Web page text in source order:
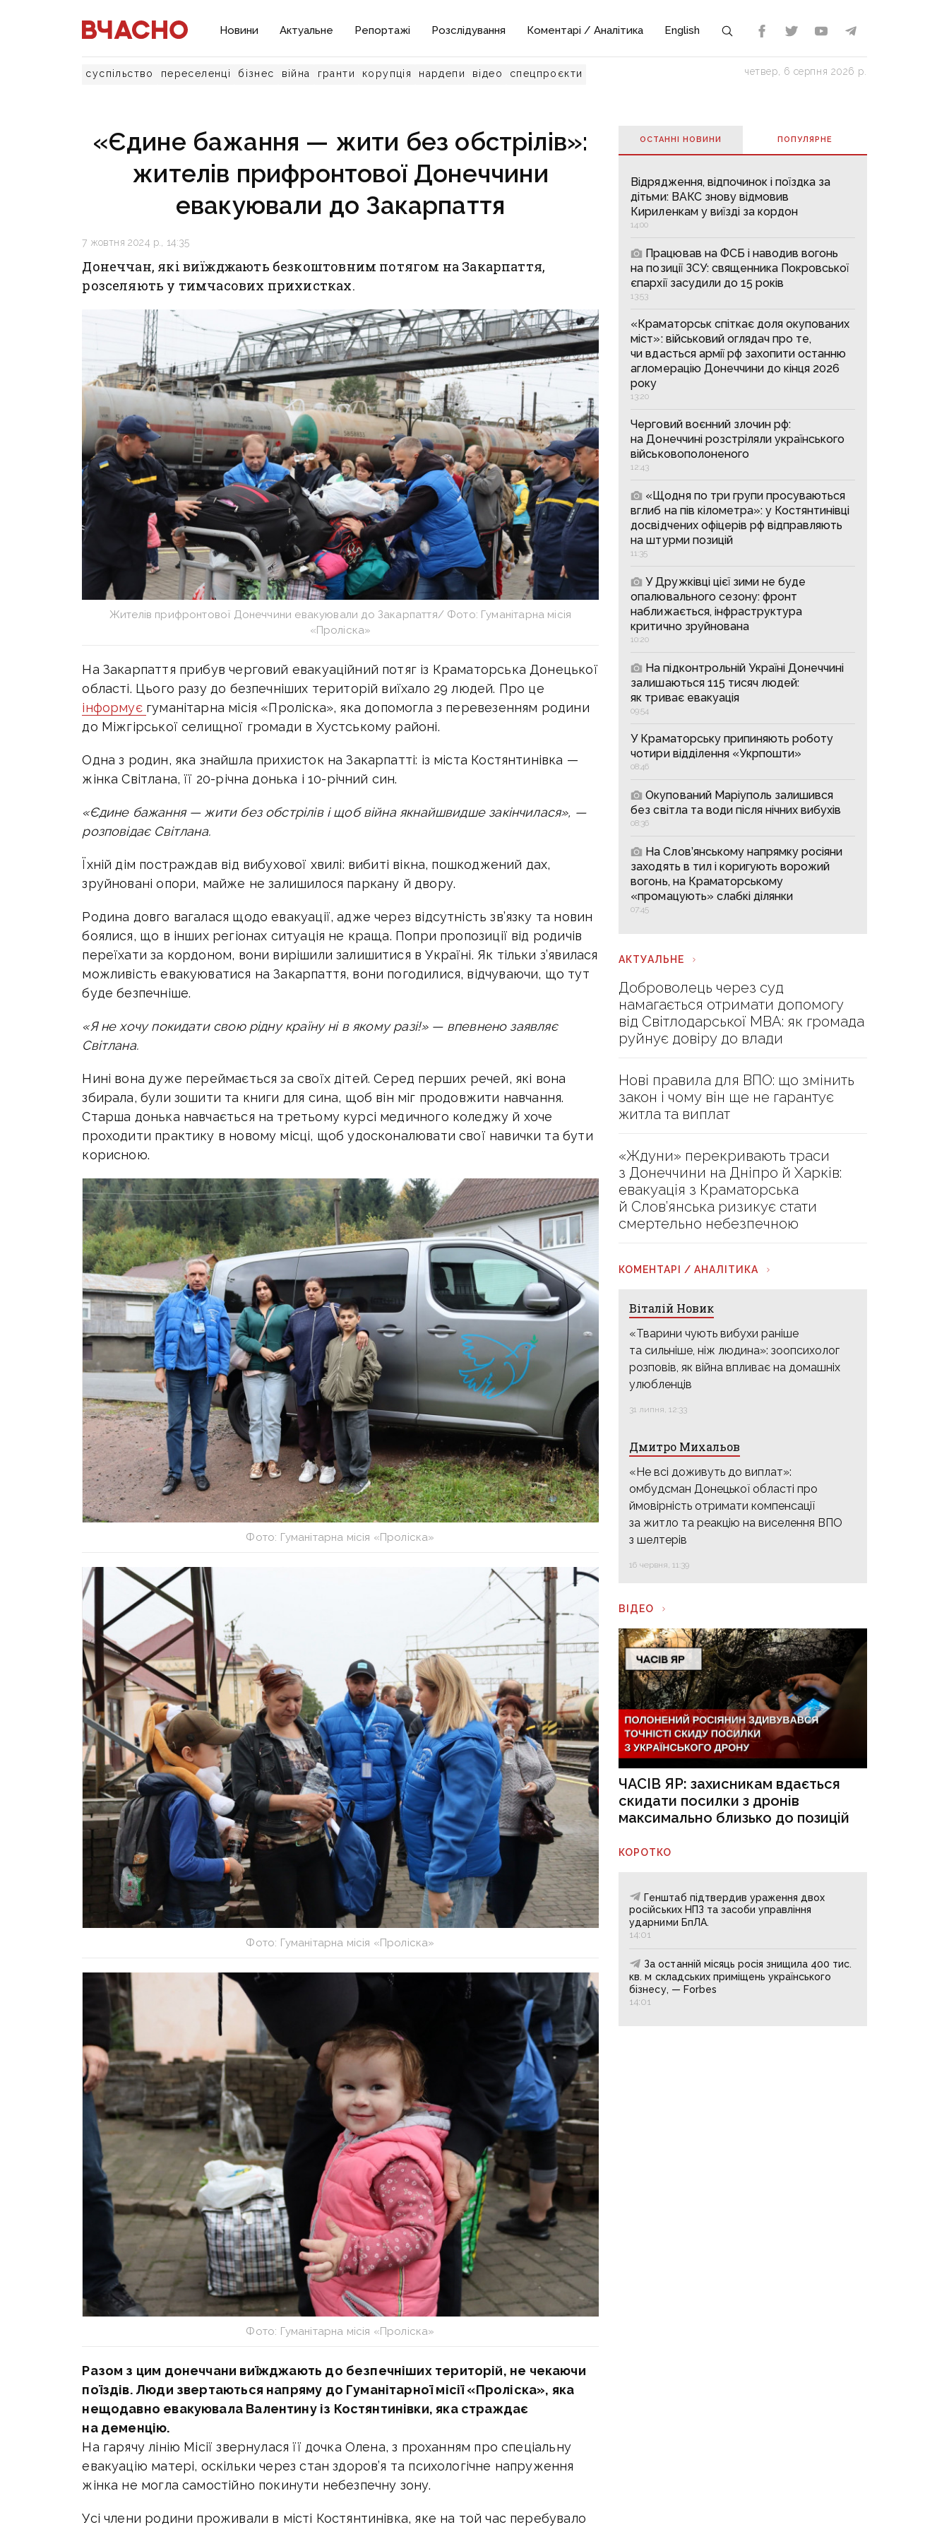
Новини Актуальне Репортажі Розслідування Коментарі / Аналітика English
суспільство переселенці бізнес війна гранти корупція нардепи відео спецпроєкти четвер, 6 серпня 2026 р.
«Єдине бажання — жити без обстрілів»:
жителів прифронтової Донеччини
евакуювали до Закарпаття
7 жовтня 2024 р., 14:35
Донеччан, які виїжджають безкоштовним потягом на Закарпаття,
розселяють у тимчасових прихистках.
Жителів прифронтової Донеччини евакуювали до Закарпаття/ Фото: Гуманітарна місія
«Проліска»
На Закарпаття прибув черговий евакуаційний потяг із Краматорська Донецької
області. Цього разу до безпечніших територій виїхало 29 людей. Про це
інформує гуманітарна місія «Проліска», яка допомогла з перевезенням родини
до Міжгірської селищної громади в Хустському районі.
Одна з родин, яка знайшла прихисток на Закарпатті: із міста Костянтинівка —
жінка Світлана, її 20-річна донька і 10-річний син.
«Єдине бажання — жити без обстрілів і щоб війна якнайшвидше закінчилася», —
розповідає Світлана.
Їхній дім постраждав від вибухової хвилі: вибиті вікна, пошкоджений дах,
зруйновані опори, майже не залишилося паркану й двору.
Родина довго вагалася щодо евакуації, адже через відсутність зв’язку та новин
боялися, що в інших регіонах ситуація не краща. Попри пропозиції від родичів
переїхати за кордоном, вони вирішили залишитися в Україні. Як тільки з’явилася
можливість евакуюватися на Закарпаття, вони погодилися, відчуваючи, що тут
буде безпечніше.
«Я не хочу покидати свою рідну країну ні в якому разі!» — впевнено заявляє
Світлана.
Нині вона дуже переймається за своїх дітей. Серед перших речей, які вона
збирала, були зошити та книги для сина, щоб він міг продовжити навчання.
Старша донька навчається на третьому курсі медичного коледжу й хоче
проходити практику в новому місці, щоб удосконалювати свої навички та бути
корисною.
Фото: Гуманітарна місія «Проліска»
Фото: Гуманітарна місія «Проліска»
Фото: Гуманітарна місія «Проліска»
Разом з цим донеччани виїжджають до безпечніших територій, не чекаючи
поїздів. Люди звертаються напряму до Гуманітарної місії «Проліска», яка
нещодавно евакуювала Валентину із Костянтинівки, яка страждає
на деменцію.
На гарячу лінію Місії звернулася її дочка Олена, з проханням про спеціальну
евакуацію матері, оскільки через стан здоров’я та психологічне напруження
жінка не могласамостійно покинути небезпечну зону.
Усі члени родини проживали в місті Костянтинівка, яке на той час перебувало
ОСТАННІ НОВИНИ ПОПУЛЯРНE
Відрядження, відпочинок і поїздка за
дітьми: ВАКС знову відмовив
Кириленкам у виїзді за кордон
14:00
Працював на ФСБ і наводив вогонь
на позиції ЗСУ: священника Покровської
єпархії засудили до 15 років
13:53
«Краматорськ спіткає доля окупованих
міст»: військовий оглядач про те,
чи вдасться армії рф захопити останню
агломерацію Донеччини до кінця 2026
року
13:20
Черговий воєнний злочин рф:
на Донеччині розстріляли українського
військовополоненого
12:43
«Щодня по три групи просуваються
вглиб на пів кілометра»: у Костянтинівці
досвідчених офіцерів рф відправляють
на штурми позицій
11:35
У Дружківці цієї зими не буде
опалювального сезону: фронт
наближається, інфраструктура
критично зруйнована
10:20
На підконтрольній Україні Донеччині
залишаються 115 тисяч людей:
як триває евакуація
09:54
У Краматорську припиняють роботу
чотири відділення «Укрпошти»
08:46
Окупований Маріуполь залишився
без світла та води після нічних вибухів
08:36
На Слов’янському напрямку росіяни
заходять в тил і коригують ворожий
вогонь, на Краматорському
«промацують» слабкі ділянки
07:45
АКТУАЛЬНЕ
Доброволець через суд
намагається отримати допомогу
від Світлодарської МВА: як громада
руйнує довіру до влади
Нові правила для ВПО: що змінить
закон і чому він ще не гарантує
житла та виплат
«Ждуни» перекривають траси
з Донеччини на Дніпро й Харків:
евакуація з Краматорська
й Слов’янська ризикує стати
смертельно небезпечною
КОМЕНТАРІ / АНАЛІТИКА
Віталій Новик
«Тварини чують вибухи раніше
та сильніше, ніж людина»: зоопсихолог
розповів, як війна впливає на домашніх
улюбленців
31 липня, 12:33
Дмитро Михальов
«Не всі доживуть до виплат»:
омбудсман Донецької області про
ймовірність отримати компенсації
за житло та реакцію на виселення ВПО
з шелтерів
16 червня, 11:39
ВІДЕО
ЧАСІВ ЯР: захисникам вдається
скидати посилки з дронів
максимально близько до позицій
КОРОТКО
Генштаб підтвердив ураження двох
російських НПЗ та засоби управління
ударними БпЛА.
14:01
За останній місяць росія знищила 400 тис.
кв. м складських приміщень українського
бізнесу, — Forbes
14:01